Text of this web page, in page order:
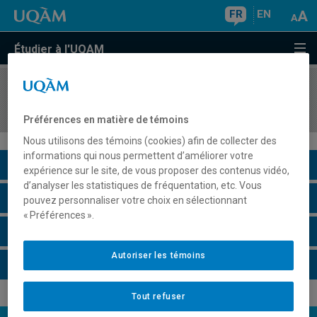
FR EN
Étudier à l'UQAM
COURS//
Description du cours
Horaire - Été 2026
Préférences en matière de témoins
Nous utilisons des témoins (cookies) afin de collecter des
informations qui nous permettent d’améliorer votre
expérience sur le site, de vous proposer des contenus vidéo,
d’analyser les statistiques de fréquentation, etc. Vous
pouvez personnaliser votre choix en sélectionnant
« Préférences ».
Tout refuser
Autoriser les témoins